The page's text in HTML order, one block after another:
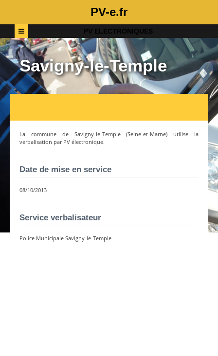
PV-e.fr
PV ELECTRONIQUES
Savigny-le-Temple
La commune de Savigny-le-Temple(Seine-et-Marne) utilise la
verbalisation par PV électronique.
Date de mise en service
08/10/2013
Service verbalisateur
Police Municipale Savigny-le-Temple